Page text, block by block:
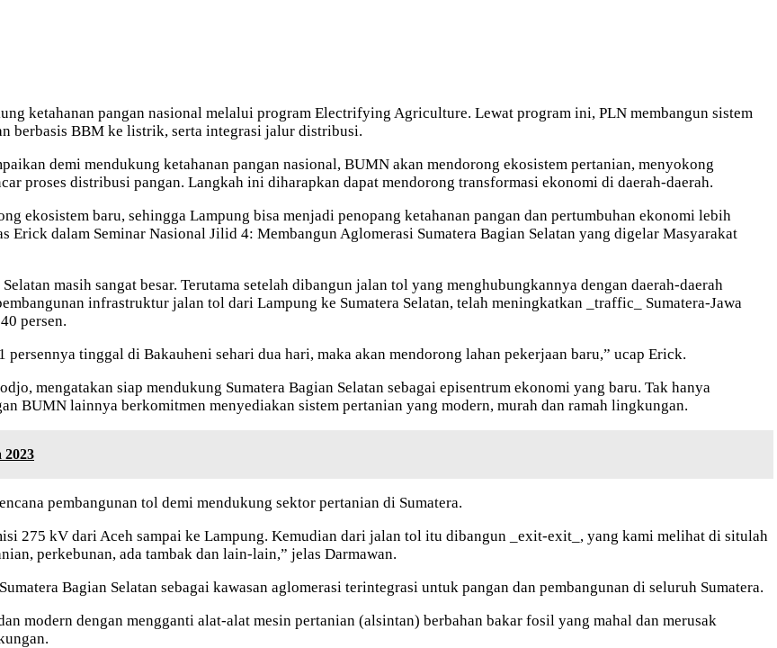
ketahanan pangan nasional melalui program Electrifying Agriculture. Lewat program ini, PLN membangun sistem
berbasis BBM ke listrik, serta integrasi jalur distribusi.
demi mendukung ketahanan pangan nasional, BUMN akan mendorong ekosistem pertanian, menyokong
proses distribusi pangan. Langkah ini diharapkan dapat mendorong transformasi ekonomi di daerah-daerah.
ekosistem baru, sehingga Lampung bisa menjadi penopang ketahanan pangan dan pertumbuhan ekonomi lebih
dalam Seminar Nasional Jilid 4: Membangun Aglomerasi Sumatera Bagian Selatan yang digelar Masyarakat
masih sangat besar. Terutama setelah dibangun jalan tol yang menghubungkannya dengan daerah-daerah
infrastruktur jalan tol dari Lampung ke Sumatera Selatan, telah meningkatkan _traffic_ Sumatera-Jawa
persen.
tinggal di Bakauheni sehari dua hari, maka akan mendorong lahan pekerjaan baru,” ucap Erick.
mengatakan siap mendukung Sumatera Bagian Selatan sebagai episentrum ekonomi yang baru. Tak hanya
BUMN lainnya berkomitmen menyediakan sistem pertanian yang modern, murah dan ramah lingkungan.
pembangunan tol demi mendukung sektor pertanian di Sumatera.
275 kV dari Aceh sampai ke Lampung. Kemudian dari jalan tol itu dibangun _exit-exit_, yang kami melihat di situlah
perkebunan, ada tambak dan lain-lain,” jelas Darmawan.
Bagian Selatan sebagai kawasan aglomerasi terintegrasi untuk pangan dan pembangunan di seluruh Sumatera.
modern dengan mengganti alat-alat mesin pertanian (alsintan) berbahan bakar fosil yang mahal dan merusak